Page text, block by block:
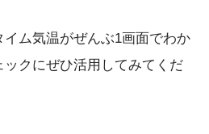
ム気温がぜんぶ1画面でわか
クにぜひ活用してみてくだ